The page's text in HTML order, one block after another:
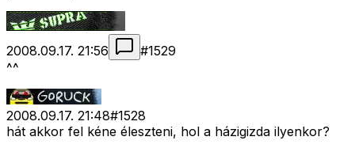
2008.09.17. 21:56 #1529
^^
2008.09.17. 21:48#1528
hát akkor fel kéne éleszteni, hol a házigizda ilyenkor?